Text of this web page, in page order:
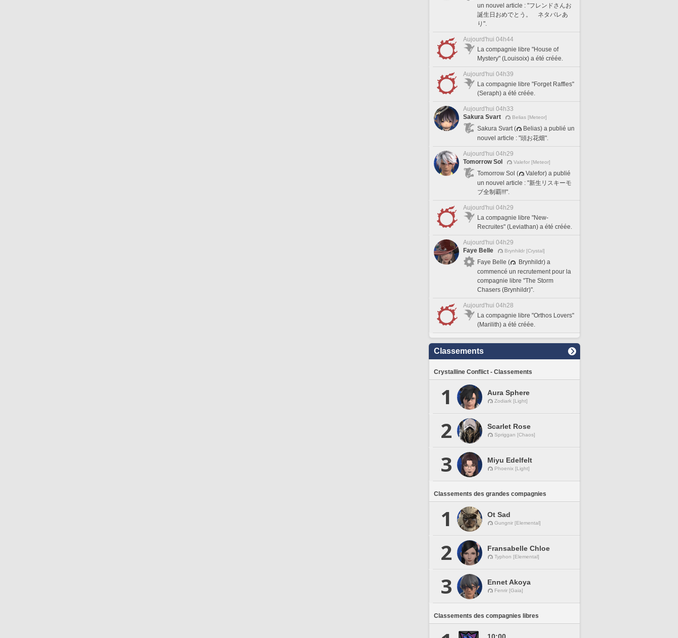
un nouvel article : "フレンドさんお
誕生日おめでとう。 ネタバレあ
り".
Aujourd'hui 04h44
La compagnie libre "House of
Mystery" (Louisoix) a été créée.
Aujourd'hui 04h39
La compagnie libre "Forget Raffles"
(Seraph) a été créée.
Aujourd'hui 04h33
Sakura Svart
Belias [Meteor]
Sakura Svart (
Belias) a publié un
nouvel article : "頭お花畑".
Aujourd'hui 04h29
Tomorrow Sol
Valefor [Meteor]
Tomorrow Sol (
Valefor) a publié
un nouvel article : "新生リスキーモ
ブ全制覇!!!".
Aujourd'hui 04h29
La compagnie libre "New-
Recruites" (Leviathan) a été créée.
Aujourd'hui 04h29
Faye Belle
Brynhildr [Crystal]
Faye Belle (
Brynhildr) a
commencé un recrutement pour la
compagnie libre "The Storm
Chasers (Brynhildr)".
Aujourd'hui 04h28
La compagnie libre "Orthos Lovers"
(Marilith) a été créée.
Classements
Crystalline Conflict - Classements
1 Aura Sphere
Zodiark [Light]
2 Scarlet Rose
Spriggan [Chaos]
3 Miyu Edelfelt
Phoenix [Light]
Classements des grandes compagnies
1 Ot Sad
Gungnir [Elemental]
2 Fransabelle Chloe
Typhon [Elemental]
3 Ennet Akoya
Fenrir [Gaia]
Classements des compagnies libres